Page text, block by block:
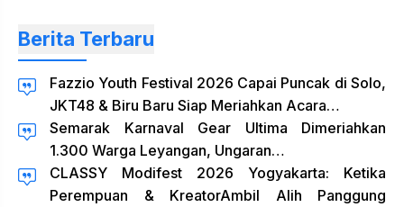
Berita Terbaru
Fazzio Youth Festival 2026 Capai Puncak di Solo,
JKT48 & Biru Baru Siap Meriahkan Acara…
Semarak Karnaval Gear Ultima Dimeriahkan
1.300 Warga Leyangan, Ungaran…
CLASSY Modifest 2026 Yogyakarta: Ketika
Perempuan & KreatorAmbil Alih Panggung